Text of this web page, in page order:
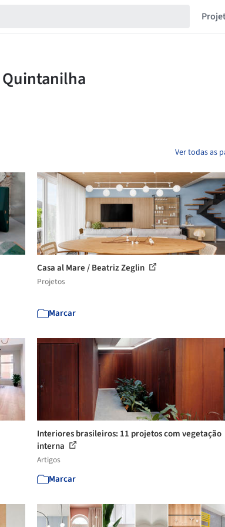
Ver todas as
Casa al Mare / Beatriz Zeglin
Projetos
Marcar
Interiores brasileiros: 11 projetos com vegetação
interna
Artigos
Marcar